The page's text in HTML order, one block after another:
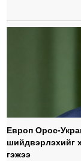
Европ Орос-
шийдвэрлэхийг
гэжээ